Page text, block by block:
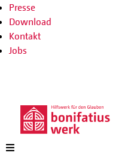
Presse
Download
Kontakt
Jobs